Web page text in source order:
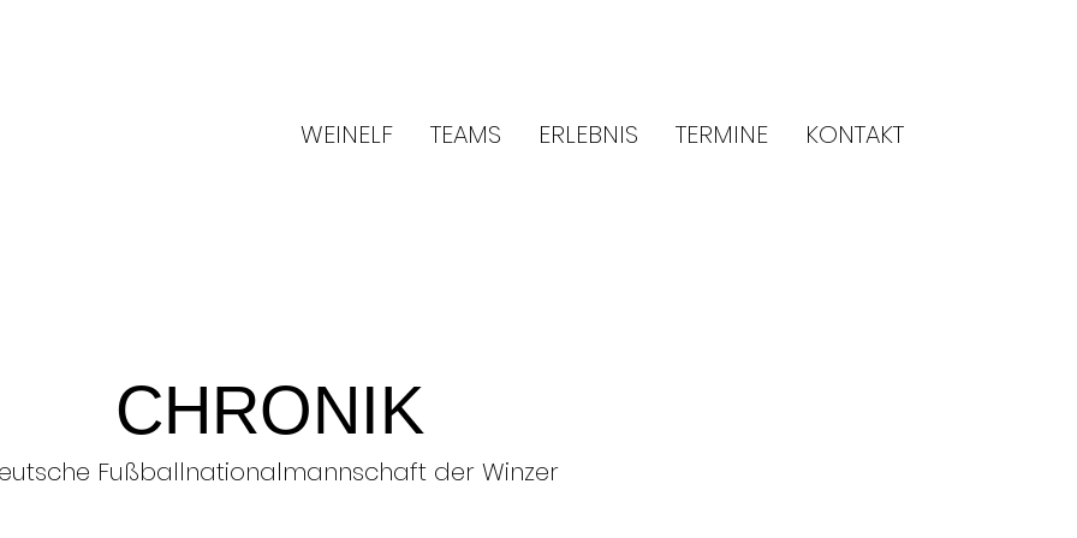
WEINELF TEAMS ERLEBNIS TERMINE KONTAKT
CHRONIK
Fußballnationalmannschaft der Winzer